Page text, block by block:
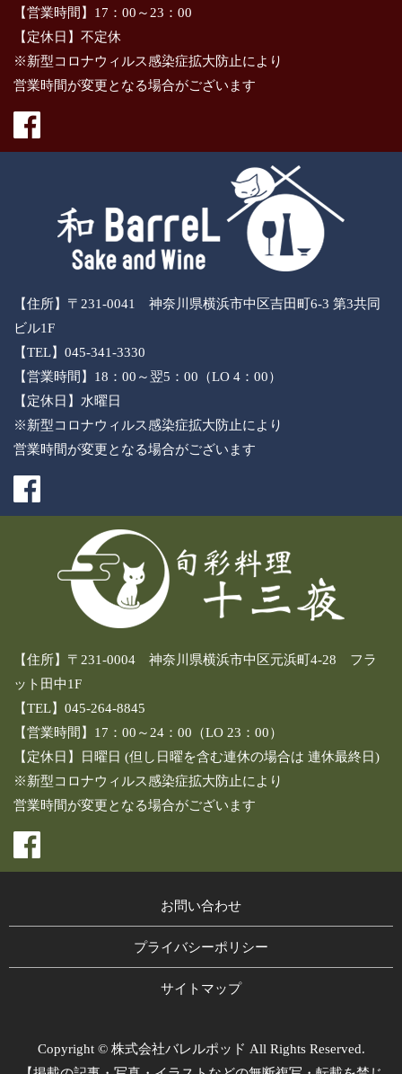
【営業時間】17：00～23：00
【定休日】不定休
※新型コロナウィルス感染症拡大防止により
営業時間が変更となる場合がございます
【住所】〒231-0041 神奈川県横浜市中区吉田町6-3 第3共同
ビル1F
【TEL】045-341-3330
【営業時間】18：00～翌5：00（LO 4：00）
【定休日】水曜日
※新型コロナウィルス感染症拡大防止により
営業時間が変更となる場合がございます
【住所】〒231-0004 神奈川県横浜市中区元浜町4-28 フラ
ット田中1F
【TEL】045-264-8845
【営業時間】17：00～24：00（LO 23：00）
【定休日】日曜日 (但し日曜を含む連休の場合は 連休最終日)
※新型コロナウィルス感染症拡大防止により
営業時間が変更となる場合がございます
お問い合わせ
プライバシーポリシー
サイトマップ
Copyright © 株式会社バレルポッド All Rights Reserved.